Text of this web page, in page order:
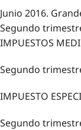
Junio 2016.
Segundo
IMPUESTOS
Segundo
IMPUESTO
Segundo